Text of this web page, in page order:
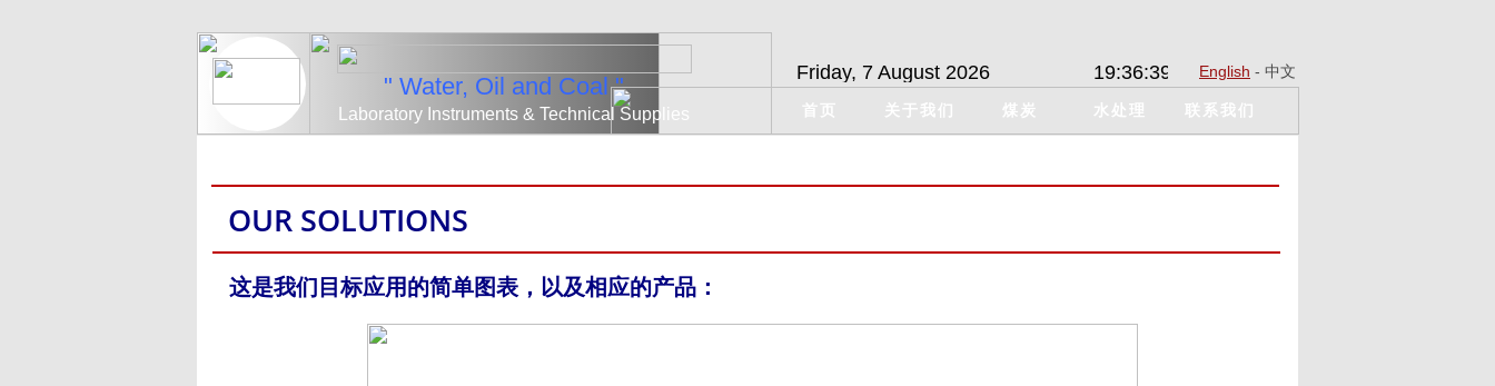
​Laboratory Instruments & Technical Supplies
19:36:39
" Water, Oil and Coal " Friday, 7 August 2026
OUR SOLUTIONS
首页 关于我们 煤炭 水处理 联系我们
这是我们目标应用的简单图表，以及相应的产品：
English - 中文